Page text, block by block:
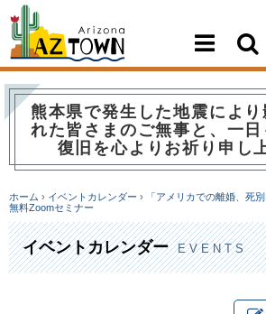
熊本県で発生した地震により
れた皆さまのご無事と、一日
復旧を心よりお祈り申し
ホーム › イベントカレンダー ›
「アメリカでの離婚、死
無料Zoomセミナー
イベントカレンダー EVENTS